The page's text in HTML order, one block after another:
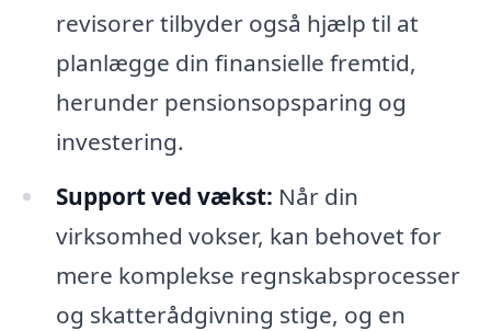
revisorer tilbyder også hjælp til at
planlægge din finansielle fremtid,
herunder pensionsopsparing og
investering.
Support ved vækst: Når din
virksomhed vokser, kan behovet for
mere komplekse regnskabsprocesser
og skatterådgivning stige, og en